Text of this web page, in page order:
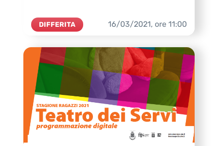
DIFFERITA 16/03/2021, ore 11:00